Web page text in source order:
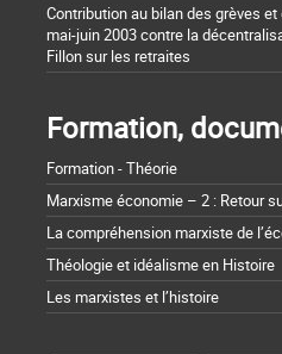
Contribution au bilan des grèves
mai-juin 2003 contre la
Fillon sur les retraites
Formation,
Formation - Théorie
Marxisme économie – 2 : Retour
La compréhension marxiste de
Théologie et idéalisme en Histoire
Les marxistes et l’histoire